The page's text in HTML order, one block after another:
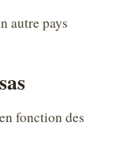
autre pays
fonction des